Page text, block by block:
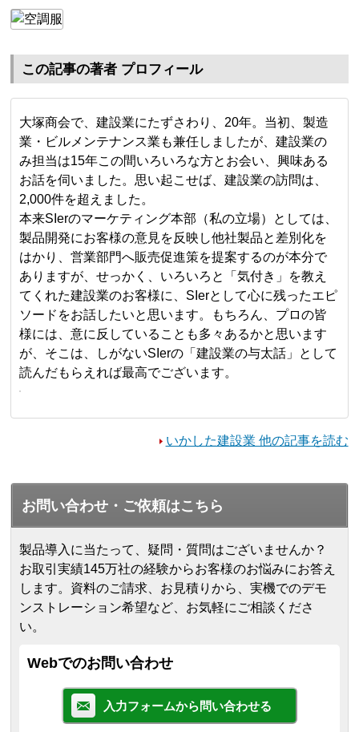
この記事の著者 プロフィール
大塚商会で、建設業にたずさわり、20年。当初、製造
業・ビルメンテナンス業も兼任しましたが、建設業の
み担当は15年この間いろいろな方とお会い、興味ある
お話を伺いました。思い起こせば、建設業の訪問は、
2,000件を超えました。
本来SIerのマーケティング本部（私の立場）としては、
製品開発にお客様の意見を反映し他社製品と差別化を
はかり、営業部門へ販売促進策を提案するのが本分で
ありますが、せっかく、いろいろと「気付き」を教え
てくれた建設業のお客様に、SIerとして心に残ったエピ
ソードをお話したいと思います。もちろん、プロの皆
様には、意に反していることも多々あるかと思います
が、そこは、しがないSIerの「建設業の与太話」として
読んだもらえれば最高でございます。
いかした建設業 他の記事を読む
お問い合わせ・ご依頼はこちら
製品導入に当たって、疑問・質問はございませんか？
お取引実績145万社の経験からお客様のお悩みにお答え
します。 資料のご請求、お見積りから、実機でのデモ
ンストレーション希望など、お気軽にご相談くださ
い。
Webでのお問い合わせ
入力フォームから問い合わせる